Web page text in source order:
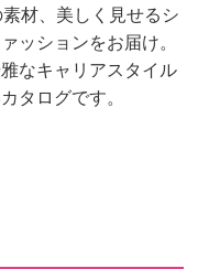
材、美しく見せるシ
ッションをお届け。
なキャリアスタイル
タログです。